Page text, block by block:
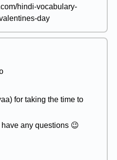
hindi-vocabulary-
day
for taking the time to
any questions 😉